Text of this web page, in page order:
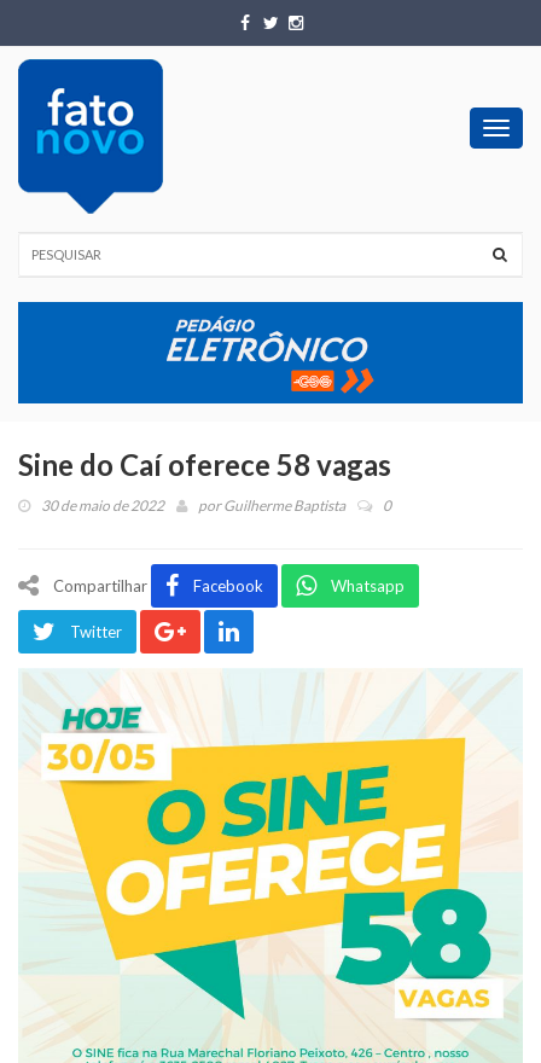
Sine do Caí oferece 58 vagas
30 de maio de 2022 porGuilherme Baptista 0
Compartilhar Facebook Whatsapp
Twitter